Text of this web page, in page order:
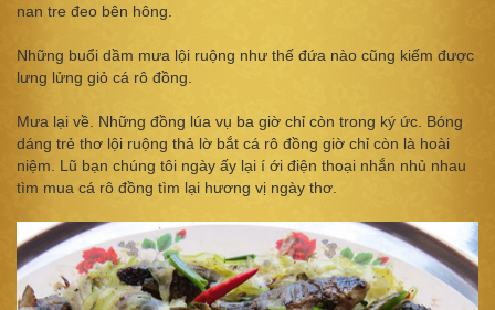
nan tre đeo bên hông.
Những buổi dầm mưa lội ruộng như thế đứa nào cũng kiếm được
lưng lửng giỏ cá rô đồng.
Mưa lại về. Những đồng lúa vụ ba giờ chỉ còn trong ký ức. Bóng
dáng trẻ thơ lội ruộng thả lờ bắt cá rô đồng giờ chỉ còn là hoài
niệm. Lũ bạn chúng tôi ngày ấy lại í ới điện thoại nhắn nhủ nhau
tìm mua cá rô đồng tìm lại hương vị ngày thơ.